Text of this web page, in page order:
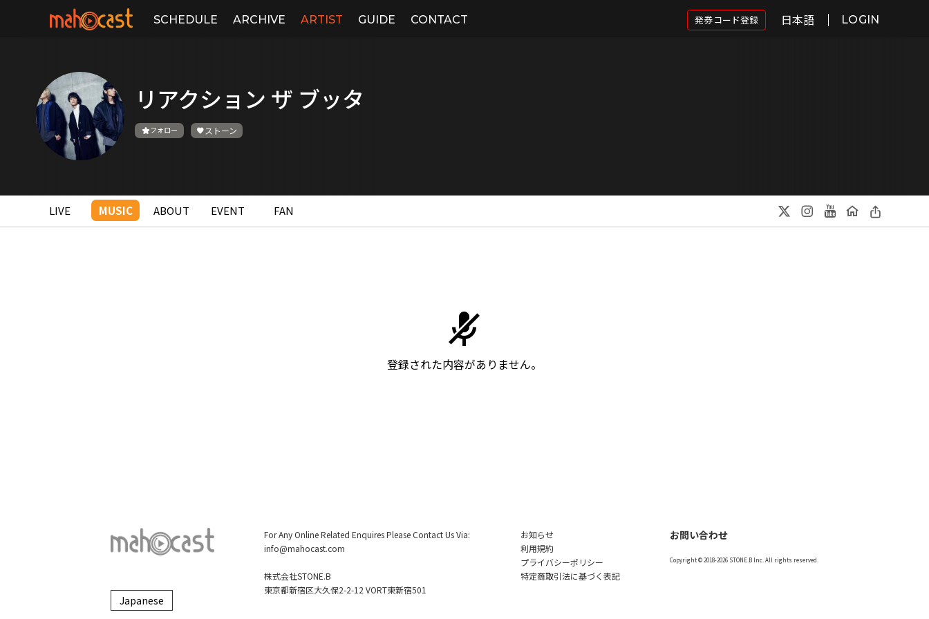
SCHEDULE ARCHIVE ARTIST GUIDE CONTACT 発券コード登録 日本語 LOGIN
リアクション ザ ブッタ
フォロー ストーン
LIVE MUSIC ABOUT EVENT FAN
登録された内容がありません。
For Any Online Related Enquires Please Contact Us Via:
info@mahocast.com
株式会社STONE.B
東京都新宿区大久保2-2-12 VORT東新宿501
お知らせ
利用規約
プライバシーポリシー
特定商取引法に基づく表記
お問い合わせ
Copyright © 2018-2026 STONE.B Inc. All rights reserved.